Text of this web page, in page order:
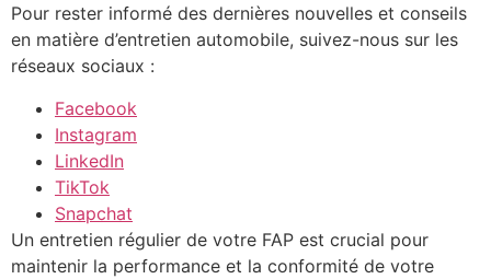
Pour rester informé des dernières nouvelles et conseils
en matière d’entretien automobile, suivez-nous sur les
réseaux sociaux :
Facebook
Instagram
LinkedIn
TikTok
Snapchat
Un entretien régulier de votre FAP est crucial pour
maintenir la performance et la conformité de votre